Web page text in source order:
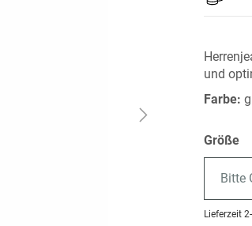
und
Farbe:
Größe
Bitte
Lieferzeit